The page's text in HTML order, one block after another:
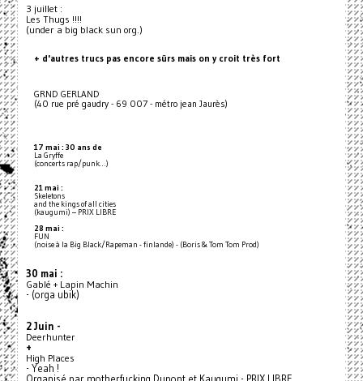
3 juillet :
Les Thugs !!!!
(under a big black sun org.)
+ d'autres trucs pas encore sûrs mais on y croit très fort
GRND GERLAND
(40 rue pré gaudry - 69 007 - métro jean Jaurès)
17 mai : 30 ans de
La Gryffe
(concerts rap/punk…)
21 mai :
Skeletons
and the kings of all cities
(kaugumi) – PRIX LIBRE
28 mai :
FUN
(noise à la Big Black/Rapeman - finlande) - (Boris & Tom Tom Prod)
30 mai :
Gablé + Lapin Machin
- (orga ubik)
2 Juin -
Deerhunter
+
High Places
- Yeah !